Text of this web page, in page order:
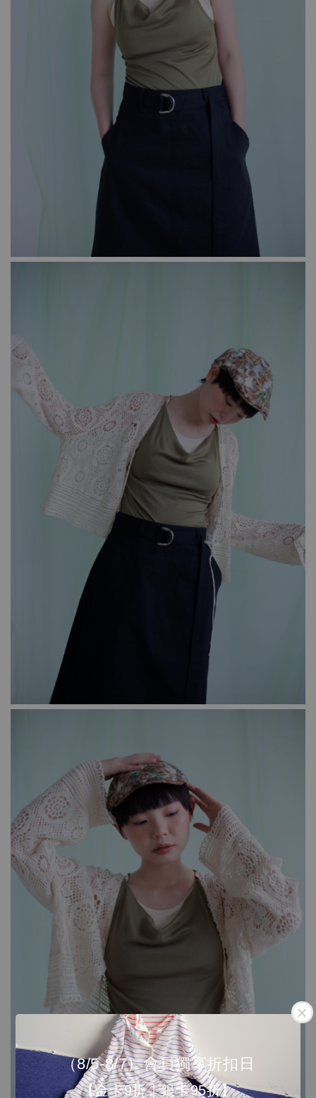
（8/5-8/7）會員獨享折扣日
【金卡9折｜銀卡95折】